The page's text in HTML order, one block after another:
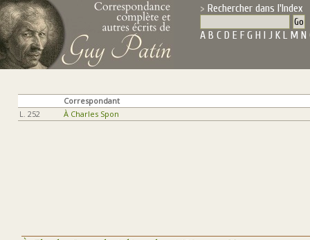
Rechercher dans l'Index
A B C D E F G H I J K L M N